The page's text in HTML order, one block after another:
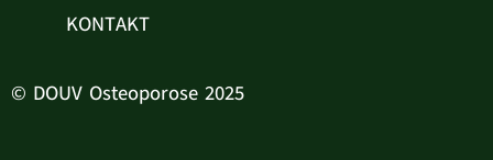
KONTAKT
© DOUV Osteoporose 2025